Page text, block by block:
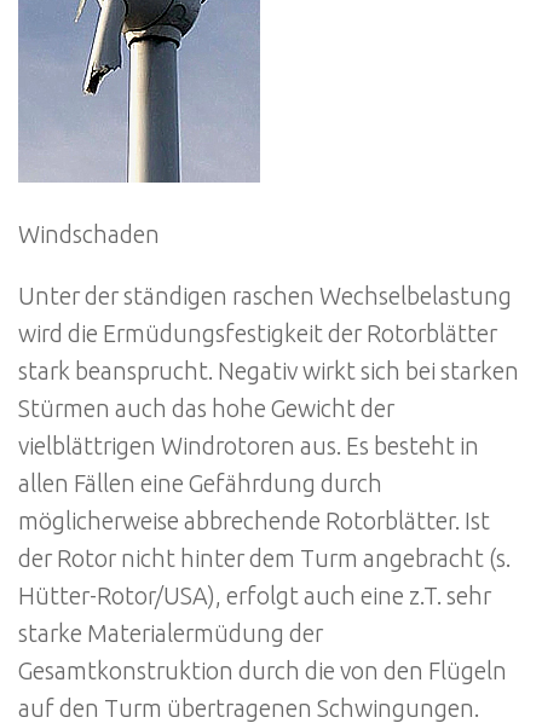
Windschaden
Unter der ständigen raschen Wechselbelastung
wird die Ermüdungsfestigkeit der Rotorblätter
stark beansprucht. Negativ wirkt sich bei starken
Stürmen auch das hohe Gewicht der
vielblättrigen Windrotoren aus. Es besteht in
allen Fällen eine Gefährdung durch
möglicherweise abbrechende Rotorblätter. Ist
der Rotor nicht hinter dem Turm angebracht (s.
Hütter-Rotor/USA), erfolgt auch eine z.T. sehr
starke Materialermüdung der
Gesamtkonstruktion durch die von den Flügeln
auf den Turm übertragenen Schwingungen.